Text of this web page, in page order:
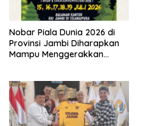
Nobar Piala Dunia 2026 di
Provinsi Jambi Diharapkan
Mampu Menggerakkan